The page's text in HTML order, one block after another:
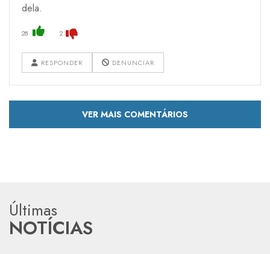
dela.
28 2
RESPONDER DENUNCIAR
VER MAIS COMENTÁRIOS
Últimas
NOTÍCIAS